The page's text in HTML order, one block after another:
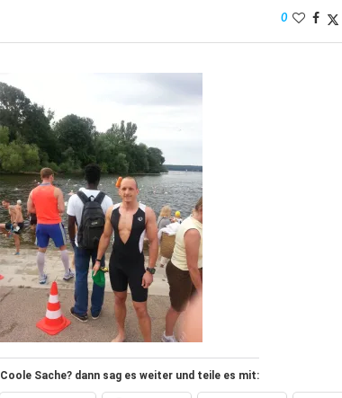
0
Coole Sache? dann sag es weiter und teile es mit: